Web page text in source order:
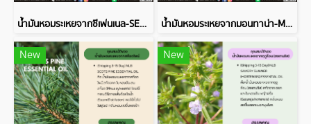
น้ำมันหอมระเหยจากซีเฟนเนล-SEA FENNEL ESSENTIAL OIL น้ำมันหอมระเหยจากมอนทาน่า-MONTANA ESSENTIAL OIL
New New